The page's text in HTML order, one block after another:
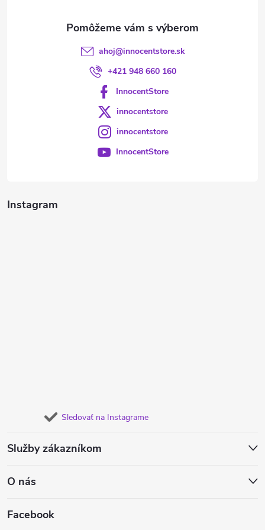
Instagram
Sledovať na Instagrame
Služby zákazníkom
O nás
Facebook
ahoj@innocentstore.sk
+421 948 660 160
InnocentStore
innocentstore
innocentstore
InnocentStore